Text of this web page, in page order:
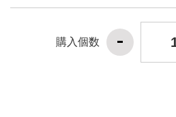
購入個数